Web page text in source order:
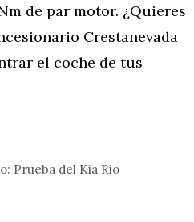
de par motor. ¿Quieres
Crestanevada
el coche de tus
Prueba del Kia Rio